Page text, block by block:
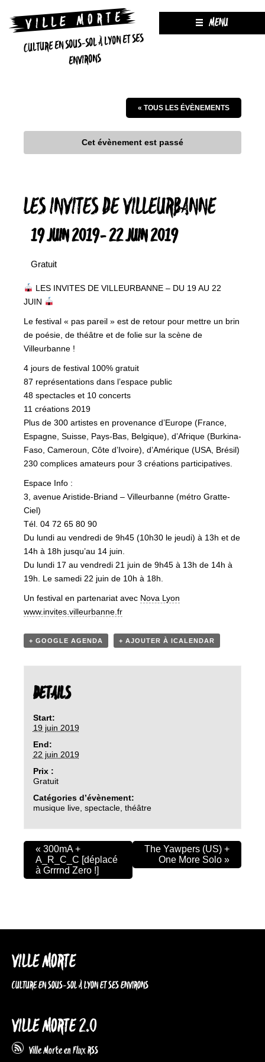
CULTURE EN SOUS-SOL À LYON ET SES
ENVIRONS
MENU
« TOUS LES ÉVÈNEMENTS
Cet évènement est passé
LES INVITES DE VILLEURBANNE
19 JUIN 2019-22 JUIN 2019
Gratuit
LES INVITES DE VILLEURBANNE – DU 19 AU 22
JUIN
Le festival « pas pareil » est de retour pour mettre un brin
de poésie, de théâtre et de folie sur la scène de
Villeurbanne !
4 jours de festival 100% gratuit
87 représentations dans l’espace public
48 spectacles et 10 concerts
11 créations 2019
Plus de 300 artistes en provenance d’Europe (France,
Espagne, Suisse, Pays-Bas, Belgique), d’Afrique (Burkina-
Faso, Cameroun, Côte d’Ivoire), d’Amérique (USA, Brésil)
230 complices amateurs pour 3 créations participatives.
Espace Info :
3, avenue Aristide-Briand – Villeurbanne (métro Gratte-
Ciel)
Tél. 04 72 65 80 90
Du lundi au vendredi de 9h45 (10h30 le jeudi) à 13h et de
14h à 18h jusqu’au 14 juin.
Du lundi 17 au vendredi 21 juin de 9h45 à 13h de 14h à
19h. Le samedi 22 juin de 10h à 18h.
Un festival en partenariat avec Nova Lyon
www.invites.villeurbanne.fr
+ GOOGLE AGENDA + AJOUTER À ICALENDAR
DETAILS
Start:
19 juin 2019
End:
22 juin 2019
Prix :
Gratuit
Catégories d’évènement:
musique live, spectacle, théâtre
« 300mA +
A_R_C_C [déplacé
à Grrrnd Zero !]
The Yawpers (US) +
One More Solo »
VILLE MORTE
CULTURE EN SOUS-SOL À LYON ET SES ENVIRONS
VILLE MORTE 2.0
Ville Morte en Flux RSS